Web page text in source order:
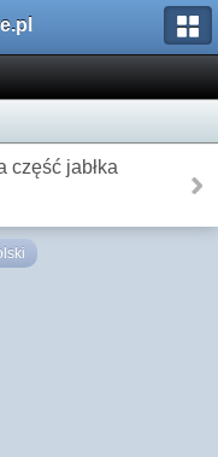
część jabłka